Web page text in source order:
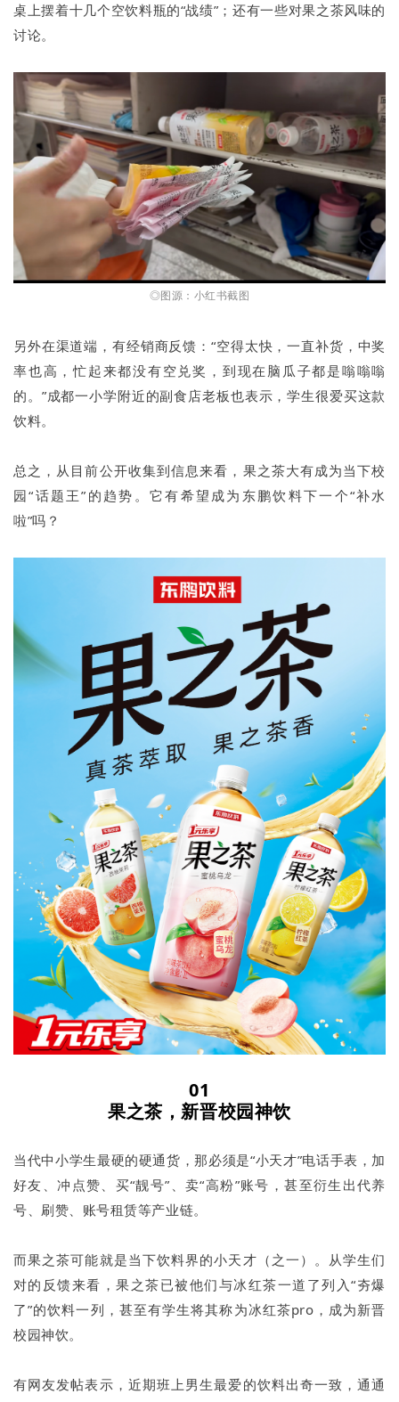
桌上摆着十几个空饮料瓶的“战绩”；还有一些对果之茶风味的
讨论。
◎图源：小红书截图
另外在渠道端，有经销商反馈：“空得太快，一直补货，中奖
率也高，忙起来都没有空兑奖，到现在脑瓜子都是嗡嗡嗡
的。”成都一小学附近的副食店老板也表示，学生很爱买这款
饮料。
总之，从目前公开收集到信息来看，果之茶大有成为当下校
园“话题王”的趋势。它有希望成为东鹏饮料下一个“补水
啦”吗？
01
果之茶，新晋校园神饮
当代中小学生最硬的硬通货，那必须是“小天才”电话手表，加
好友、冲点赞、买“靓号”、卖“高粉”账号，甚至衍生出代养
号、刷赞、账号租赁等产业链。
而果之茶可能就是当下饮料界的小天才（之一）。从学生们
对的反馈来看，果之茶已被他们与冰红茶一道了列入“夯爆
了”的饮料一列，甚至有学生将其称为冰红茶pro，成为新晋
校园神饮。
有网友发帖表示，近期班上男生最爱的饮料出奇一致，通通